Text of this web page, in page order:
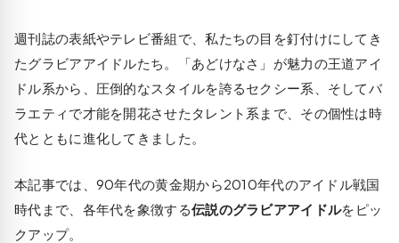
週刊誌の表紙やテレビ番組で、私たちの目を釘付けにしてき
たグラビアアイドルたち。「あどけなさ」が魅力の王道アイ
ドル系から、圧倒的なスタイルを誇るセクシー系、そしてバ
ラエティで才能を開花させたタレント系まで、その個性は時
代とともに進化してきました。
本記事では、90年代の黄金期から2010年代のアイドル戦国
時代まで、各年代を象徴する伝説のグラビアアイドルをピッ
クアップ。